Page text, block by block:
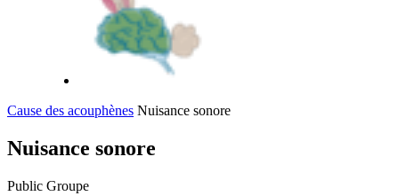
Cause des acouphènes Nuisance sonore
Nuisance sonore
Public Groupe